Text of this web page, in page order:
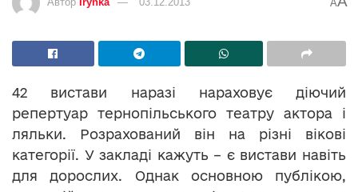
A
42 вистави наразі нараховує діючий
репертуар тернопільського театру актора і
ляльки. Розрахований він на різні вікові
категорії. У закладі кажуть – є вистави навіть
для дорослих. Однак основною публікою,